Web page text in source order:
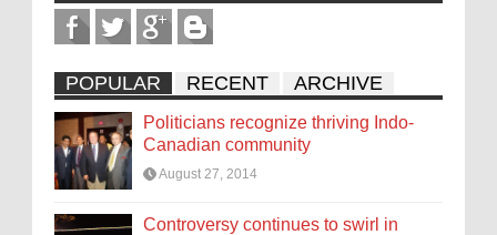
POPULAR RECENT ARCHIVE
Politicians recognize thriving Indo-
Canadian community
August 27, 2014
Controversy continues to swirl in